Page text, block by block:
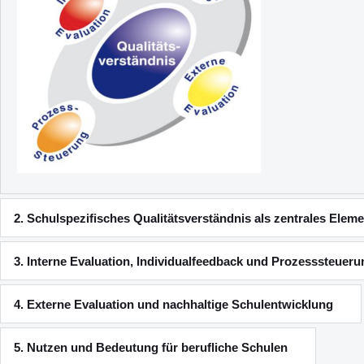
2. Schulspezifisches Qualitätsverständnis als zentrales
3. Interne Evaluation, Individualfeedback und
4. Externe Evaluation und nachhaltige Schulentwicklung
5. Nutzen und Bedeutung für berufliche Schulen